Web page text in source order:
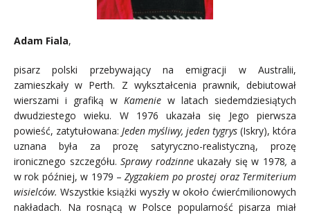
Adam Fiala,
pisarz polski przebywający na emigracji w Australii,
zamieszkały w Perth. Z wykształcenia prawnik, debiutował
wierszami i grafiką w Kamenie w latach siedemdziesiątych
dwudziestego wieku. W 1976 ukazała się Jego pierwsza
powieść, zatytułowana: Jeden myśliwy, jeden tygrys (Iskry), która
uznana była za prozę satyryczno-realistyczną, prozę
ironicznego szczegółu. Sprawy rodzinneukazały się w 1978, a
w rok później, w 1979 –Zygzakiem po prostej oraz Termiterium
wisielców. Wszystkie książki wyszły w około ćwierćmilionowych
nakładach. Na rosnącą w Polsce popularność pisarza miał